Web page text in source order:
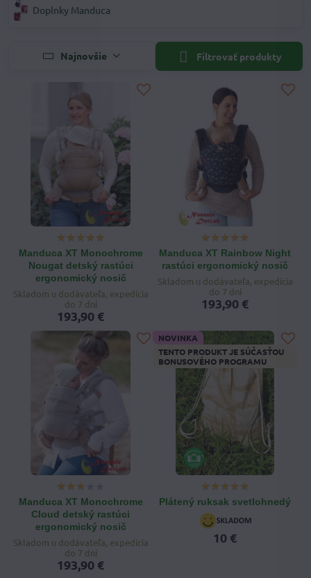
Doplnky Manduca
Najnovšie Filtrovať produkty
Manduca XT Monochrome
Nougat detský rastúci
ergonomický nosič
Skladom u dodávateľa, expedícia
do 7 dní
193,90 €
Manduca XT Rainbow Night
rastúci ergonomický nosič
Skladom u dodávateľa, expedícia
do 7 dní
193,90 €
Manduca XT Monochrome
Cloud detský rastúci
ergonomický nosič
Skladom u dodávateľa, expedícia
do 7 dní
193,90 €
NOVINKA
TENTO PRODUKT JE SÚČASŤOU
BONUSOVÉHO PROGRAMU
Plátený ruksak svetlohnedý
10 €